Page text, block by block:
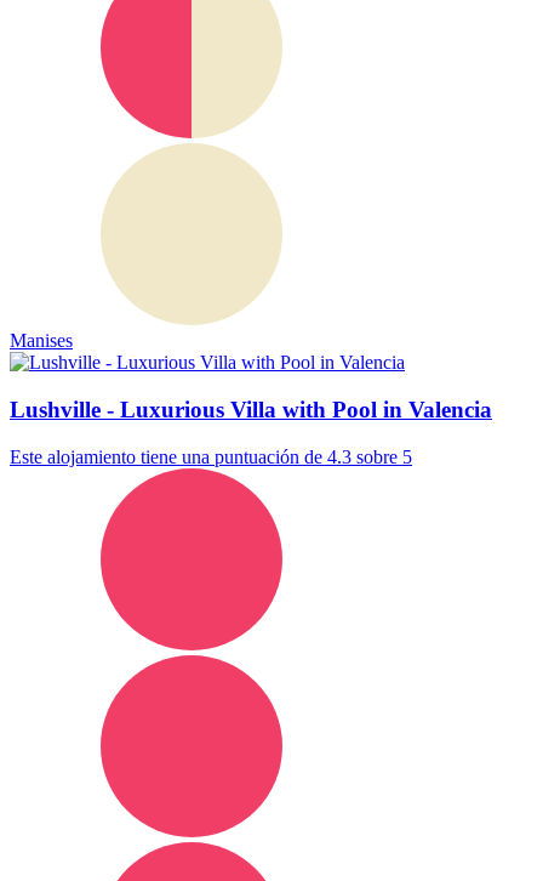
Manises
Lushville - Luxurious Villa with Pool in Valencia
Este alojamiento tiene una puntuación de 4.3 sobre 5